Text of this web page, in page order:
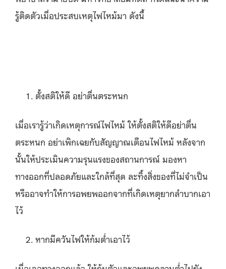
รู้ติดตัวเมื่อประสบเหตุไฟไหม้มา ดังนี้
ตั้งสติให้ดี อย่าตื่นตระหนก
เมื่อเรารู้ว่าเกิดเหตุการณ์ไฟไหม้ ให้ตั้งสติให้ดีอย่าตื่น
ตระหนก อย่าเพิกเฉยกับสัญญาณเตือนไฟไหม้ หลังจาก
นั้นให้ประเมินความรุนแรงของสถานการณ์ มองหา
ทางออกที่ปลอดภัยและใกล้ที่สุด ละทิ้งสิ่งของที่ไม่จำเป็น
หรืออาจทำให้การอพยพออกจากที่เกิดเหตุยากลำบากเอา
ไว้
หากมีควันไฟให้ก้มต่ำเอาไว้